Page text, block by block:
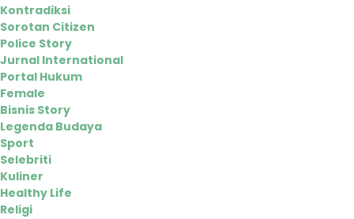
Kontradiksi
Sorotan Citizen
Police Story
Jurnal International
Portal Hukum
Female
Bisnis Story
Legenda Budaya
Sport
Selebriti
Kuliner
Healthy Life
Religi